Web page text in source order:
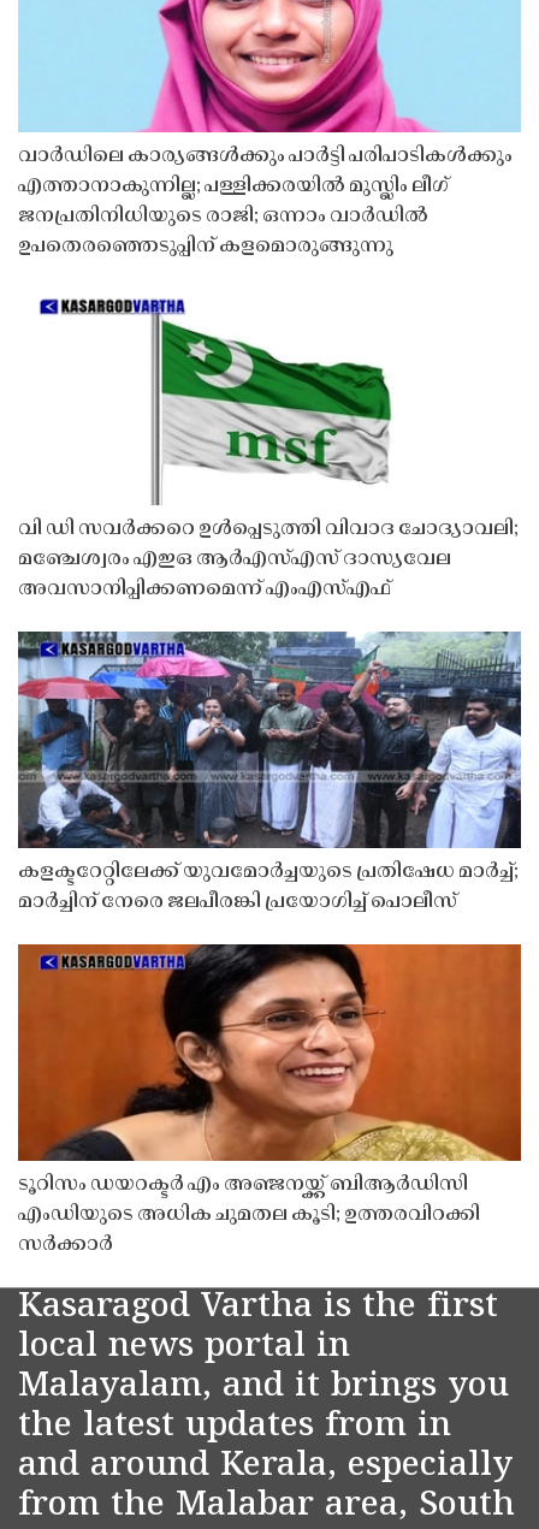
വാർഡിലെ കാര്യങ്ങൾക്കും പാർട്ടി പരിപാടികൾക്കും
എത്താനാകുന്നില്ല; പള്ളിക്കരയിൽ മുസ്ലിം ലീഗ്
ജനപ്രതിനിധിയുടെ രാജി; ഒന്നാം വാർഡിൽ
ഉപതെരഞ്ഞെടുപ്പിന് കളമൊരുങ്ങുന്നു
വി ഡി സവർക്കറെ ഉൾപ്പെടുത്തി വിവാദ ചോദ്യാവലി;
മഞ്ചേശ്വരം എഇഒ ആർഎസ്എസ് ദാസ്യവേല
അവസാനിപ്പിക്കണമെന്ന് എംഎസ്എഫ്
കളക്ടറേറ്റിലേക്ക് യുവമോർച്ചയുടെ പ്രതിഷേധ മാർച്ച്;
മാർച്ചിന് നേരെ ജലപീരങ്കി പ്രയോഗിച്ച് പൊലീസ്
ടൂറിസം ഡയറക്ടർ എം അഞ്ജനയ്ക്ക് ബിആർഡിസി
എംഡിയുടെ അധിക ചുമതല കൂടി; ഉത്തരവിറക്കി
സർക്കാർ
Kasaragod Vartha is the first
local news portal in
Malayalam, and it brings you
the latest updates from in
and around Kerala, especially
from the Malabar area, South